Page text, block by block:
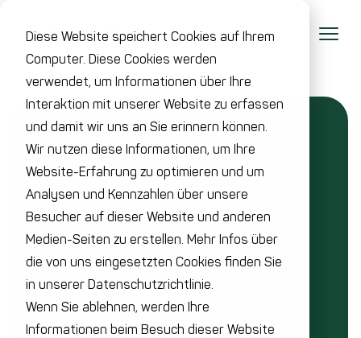
Diese Website speichert Cookies auf Ihrem
Computer. Diese Cookies werden
verwendet, um Informationen über Ihre
Interaktion mit unserer Website zu erfassen
und damit wir uns an Sie erinnern können.
Wir nutzen diese Informationen, um Ihre
Website-Erfahrung zu optimieren und um
Analysen und Kennzahlen über unsere
Besucher auf dieser Website und anderen
Medien-Seiten zu erstellen. Mehr Infos über
die von uns eingesetzten Cookies finden Sie
in unserer Datenschutzrichtlinie.
Wenn Sie ablehnen, werden Ihre
Informationen beim Besuch dieser Website
OEE (Overall Equipment
Effectiveness) erklärt
ZURÜCK ZUR ÜBERSICHT